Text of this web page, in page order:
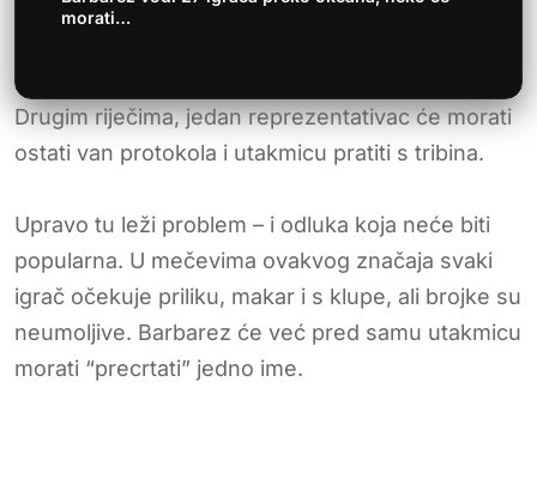
morati…
Drugim riječima, jedan reprezentativac će morati
ostati van protokola i utakmicu pratiti s tribina.
Upravo tu leži problem – i odluka koja neće biti
popularna. U mečevima ovakvog značaja svaki
igrač očekuje priliku, makar i s klupe, ali brojke su
neumoljive. Barbarez će već pred samu utakmicu
morati “precrtati” jedno ime.